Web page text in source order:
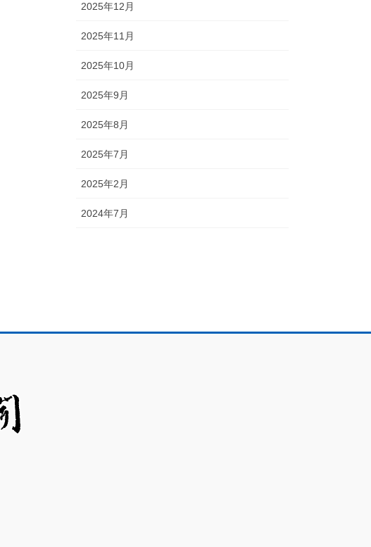
2025年12月
2025年11月
2025年10月
2025年9月
2025年8月
2025年7月
2025年2月
2024年7月